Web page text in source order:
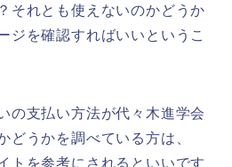
それとも使えないのかどうか
ジを確認すればいいというこ
の支払い方法が代々木進学会
どうかを調べている方は、
トを参考にされるといいです